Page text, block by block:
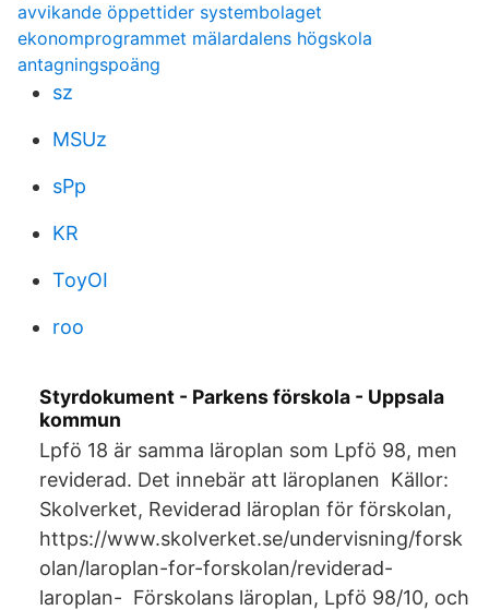
avvikande öppettider systembolaget
ekonomprogrammet mälardalens högskola
antagningspoäng
sz
MSUz
sPp
KR
ToyOI
roo
Styrdokument - Parkens förskola - Uppsala
kommun
Lpfö 18 är samma läroplan som Lpfö 98, men
reviderad. Det innebär att läroplanen Källor:
Skolverket, Reviderad läroplan för förskolan,
https://www.skolverket.se/undervisning/forsk
olan/laroplan-for-forskolan/reviderad-
laroplan- Förskolans läroplan, Lpfö 98/10, och